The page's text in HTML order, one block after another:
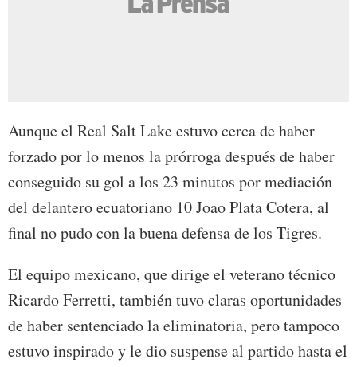
Aunque el Real Salt Lake estuvo cerca de haber
forzado por lo menos la prórroga después de haber
conseguido su gol a los 23 minutos por mediación
del delantero ecuatoriano 10 Joao Plata Cotera, al
final no pudo con la buena defensa de los Tigres.
El equipo mexicano, que dirige el veterano técnico
Ricardo Ferretti, también tuvo claras oportunidades
de haber sentenciado la eliminatoria, pero tampoco
estuvo inspirado y le dio suspense al partido hasta el